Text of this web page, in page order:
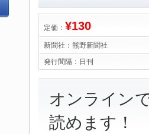
定価： ¥130
新聞社： 熊野新聞社
発行間隔： 日刊
オンライン
読めます！